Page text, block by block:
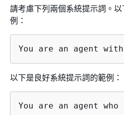
請考慮下列兩個系統提示詞。
例：
You are an agent
以下是良好系統提示詞的範例：
You are an agent